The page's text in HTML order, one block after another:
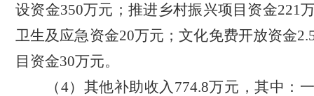
设资金350万元；推进乡村振兴项目资金221
卫生及应急资金20万元；文化免费开放资金
目资金30万元。
（4）其他补助收入774.8万元，其中：